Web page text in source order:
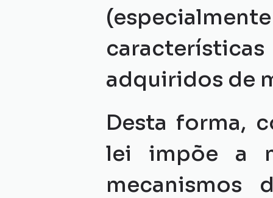
adquiridos de
Desta forma,
lei impõe a
mecanismos